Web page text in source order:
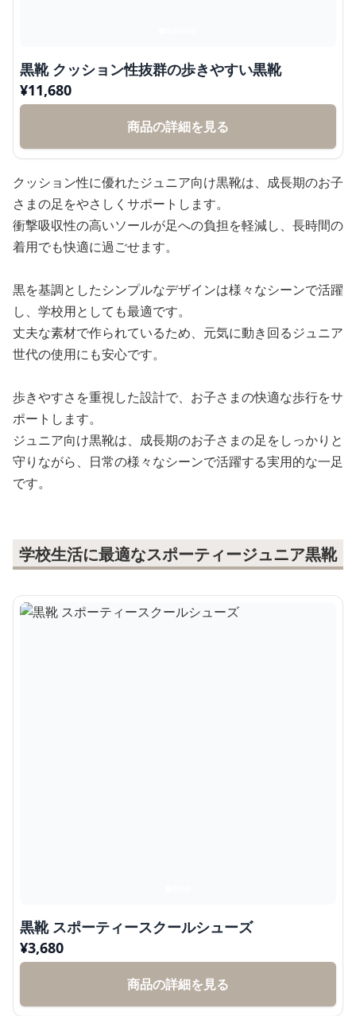
黒靴 クッション性抜群の歩きやすい黒靴
¥11,680
商品の詳細を見る
クッション性に優れたジュニア向け黒靴は、成長期のお子
さまの足をやさしくサポートします。
衝撃吸収性の高いソールが足への負担を軽減し、長時間の
着用でも快適に過ごせます。
黒を基調としたシンプルなデザインは様々なシーンで活躍
し、学校用としても最適です。
丈夫な素材で作られているため、元気に動き回るジュニア
世代の使用にも安心です。
歩きやすさを重視した設計で、お子さまの快適な歩行をサ
ポートします。
ジュニア向け黒靴は、成長期のお子さまの足をしっかりと
守りながら、日常の様々なシーンで活躍する実用的な一足
です。
学校生活に最適なスポーティージュニア黒靴
黒靴 スポーティースクールシューズ
¥3,680
商品の詳細を見る